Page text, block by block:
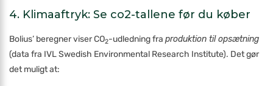
4. Klimaaftryk: Se co2-tallene før du køber
Bolius’ beregner viser CO2-udledning fra produktion til opsætning
(data fra IVL Swedish Environmental Research Institute). Det gør
det muligt at: